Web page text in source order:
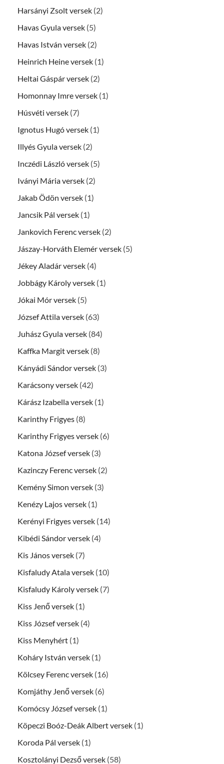
Harsányi Zsolt versek (2)
Havas Gyula versek (5)
Havas István versek (2)
Heinrich Heine versek (1)
Heltai Gáspár versek (2)
Homonnay Imre versek (1)
Húsvéti versek (7)
Ignotus Hugó versek (1)
Illyés Gyula versek (2)
Inczédi László versek (5)
Iványi Mária versek (2)
Jakab Ödön versek (1)
Jancsik Pál versek (1)
Jankovich Ferenc versek (2)
Jászay-Horváth Elemér versek (5)
Jékey Aladár versek (4)
Jobbágy Károly versek (1)
Jókai Mór versek (5)
József Attila versek (63)
Juhász Gyula versek (84)
Kaffka Margit versek (8)
Kányádi Sándor versek (3)
Karácsony versek (42)
Kárász Izabella versek (1)
Karinthy Frigyes (8)
Karinthy Frigyes versek (6)
Katona József versek (3)
Kazinczy Ferenc versek (2)
Kemény Simon versek (3)
Kenézy Lajos versek (1)
Kerényi Frigyes versek (14)
Kibédi Sándor versek (4)
Kis János versek (7)
Kisfaludy Atala versek (10)
Kisfaludy Károly versek (7)
Kiss Jenő versek (1)
Kiss József versek (4)
Kiss Menyhért (1)
Koháry István versek (1)
Kölcsey Ferenc versek (16)
Komjáthy Jenő versek (6)
Komócsy József versek (1)
Köpeczi Boóz-Deák Albert versek (1)
Koroda Pál versek (1)
Kosztolányi Dezső versek (58)